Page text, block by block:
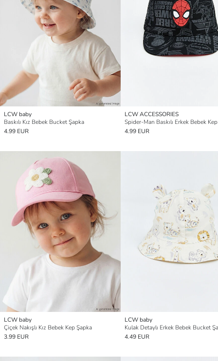
LCW baby
Baskılı Kız Bebek Bucket Şapka
4.99 EUR
LCW ACCESSORIES
Spider-Man Baskılı Erkek Bebek
4.99 EUR
LCW baby
Çiçek Nakışlı Kız Bebek Kep Şapka
3.99 EUR
LCW baby
Kulak Detaylı Erkek Bebek Bucket
4.49 EUR